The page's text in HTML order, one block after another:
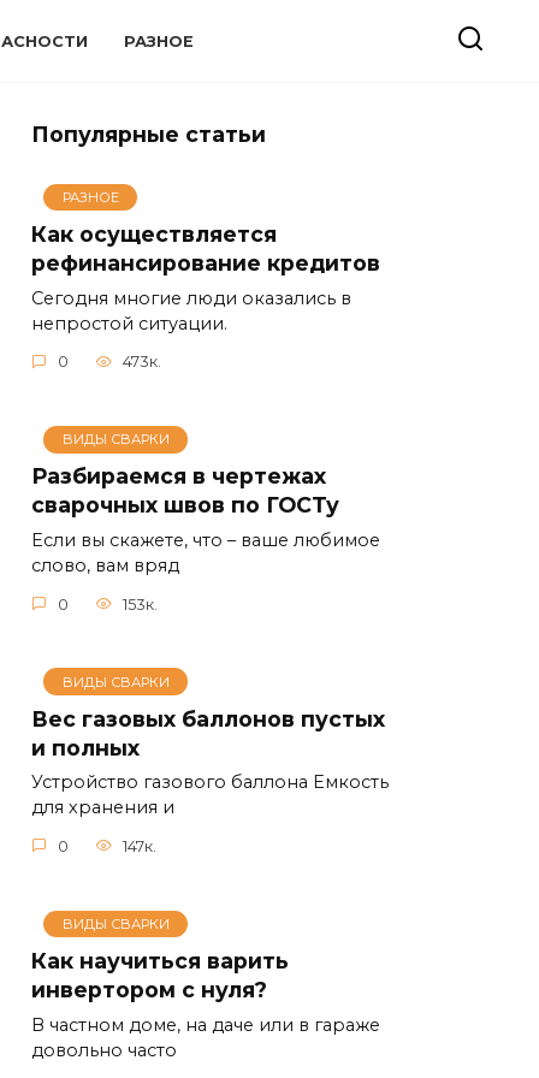
РАЗНОЕ
Популярные статьи
РАЗНОЕ
Как осуществляется
рефинансирование кредитов
Сегодня многие люди оказались в
непростой ситуации.
0 473к.
ВИДЫ СВАРКИ
Разбираемся в чертежах
сварочных швов по ГОСТу
Если вы скажете, что – ваше любимое
слово, вам вряд
0 153к.
ВИДЫ СВАРКИ
Вес газовых баллонов пустых
и полных
Устройство газового баллона Емкость
для хранения и
0 147к.
ВИДЫ СВАРКИ
Как научиться варить
инвертором с нуля?
В частном доме, на даче или в гараже
довольно часто